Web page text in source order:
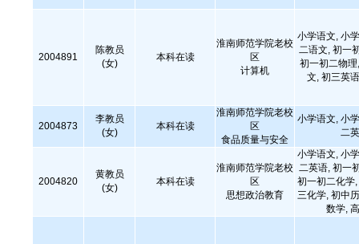
2004891
陈教员
(女)
本科在读
淮南师范学院老校
区
计算机
小学语文, 小
二语文, 初一
初一初二物
文, 初三英
2004873
李教员
(女)
本科在读
淮南师范学院老校
区
食品质量与安全
小学语文, 小
二
2004820
黄教员
(女)
本科在读
淮南师范学院老校
区
思想政治教育
小学语文, 小
二英语, 初一
初一初二化学
三化学, 初中
数学,